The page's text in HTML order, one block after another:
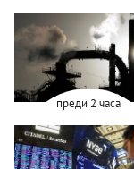
преди 2 часа